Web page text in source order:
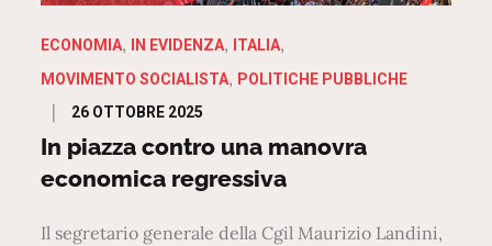
ECONOMIA IN EVIDENZA
ITALIA
MOVIMENTO SOCIALISTA
POLITICHE PUBBLICHE
Posted
on
26 OTTOBRE 2025
In piazza contro una manovra
economica regressiva
Il segretario generale della Cgil Maurizio Landini,